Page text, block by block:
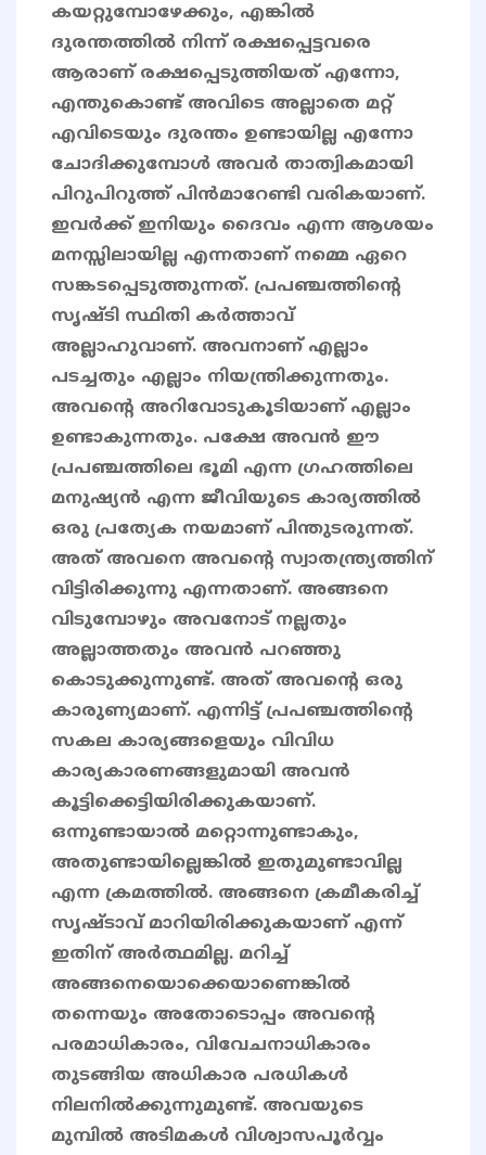
കയറ്റുമ്പോഴേക്കും, എങ്കിൽ
ദുരന്തത്തിൽ നിന്ന് രക്ഷപ്പെട്ടവരെ
ആരാണ് രക്ഷപ്പെടുത്തിയത് എന്നോ,
എന്തുകൊണ്ട് അവിടെ അല്ലാതെ മറ്റ്
എവിടെയും ദുരന്തം ഉണ്ടായില്ല എന്നോ
ചോദിക്കുമ്പോൾ അവർ താത്വികമായി
പിറുപിറുത്ത് പിൻമാറേണ്ടി വരികയാണ്.
ഇവർക്ക് ഇനിയും ദൈവം എന്ന ആശയം
മനസ്സിലായില്ല എന്നതാണ് നമ്മെ ഏറെ
സങ്കടപ്പെടുത്തുന്നത്. പ്രപഞ്ചത്തിന്റെ
സൃഷ്ടി സ്ഥിതി കർത്താവ്
അല്ലാഹുവാണ്. അവനാണ് എല്ലാം
പടച്ചതും എല്ലാം നിയന്ത്രിക്കുന്നതും.
അവന്റെ അറിവോടുകൂടിയാണ് എല്ലാം
ഉണ്ടാകുന്നതും. പക്ഷേ അവൻ ഈ
പ്രപഞ്ചത്തിലെ ഭൂമി എന്ന ഗ്രഹത്തിലെ
മനുഷ്യൻ എന്ന ജീവിയുടെ കാര്യത്തിൽ
ഒരു പ്രത്യേക നയമാണ് പിന്തുടരുന്നത്.
അത് അവനെ അവന്റെ സ്വാതന്ത്ര്യത്തിന്
വിട്ടിരിക്കുന്നു എന്നതാണ്. അങ്ങനെ
വിടുമ്പോഴും അവനോട് നല്ലതും
അല്ലാത്തതും അവൻ പറഞ്ഞു
കൊടുക്കുന്നുണ്ട്. അത് അവൻ്റെ ഒരു
കാരുണ്യമാണ്. എന്നിട്ട് പ്രപഞ്ചത്തിന്റെ
സകല കാര്യങ്ങളെയും വിവിധ
കാര്യകാരണങ്ങളുമായി അവൻ
കൂട്ടിക്കെട്ടിയിരിക്കുകയാണ്.
ഒന്നുണ്ടായാൽ മറ്റൊന്നുണ്ടാകും,
അതുണ്ടായില്ലെങ്കിൽ ഇതുമുണ്ടാവില്ല
എന്ന ക്രമത്തിൽ. അങ്ങനെ ക്രമീകരിച്ച്
സൃഷ്ടാവ് മാറിയിരിക്കുകയാണ് എന്ന്
ഇതിന് അർത്ഥമില്ല. മറിച്ച്
അങ്ങനെയൊക്കെയാണെങ്കിൽ
തന്നെയും അതോടൊപ്പം അവൻ്റെ
പരമാധികാരം, വിവേചനാധികാരം
തുടങ്ങിയ അധികാര പരധികൾ
നിലനിൽക്കുന്നുമുണ്ട്. അവയുടെ
മുമ്പിൽ അടിമകൾ വിശ്വാസപൂർവ്വം